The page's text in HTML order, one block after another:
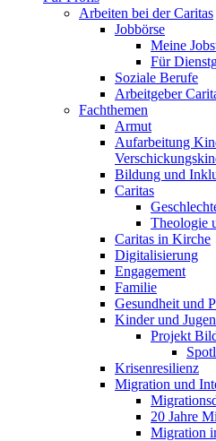
Arbeiten bei der Caritas
Jobbörse
Meine
Für
Soziale Berufe
Arbeitgeber
Fachthemen
Armut
Aufarbeitung
Bildung und
Caritas
Theologie
Caritas in Kirche
Digitalisierung
Engagement
Familie
Gesundheit und
Kinder und
Projekt
Krisenresilienz
Migration und
20 Jahre
Migration